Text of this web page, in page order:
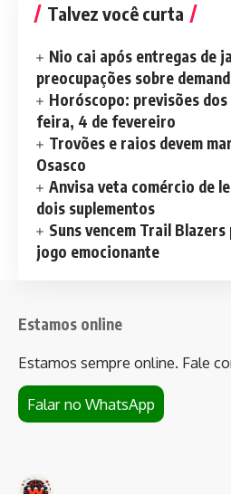
Talvez você curta
Nio cai após entregas de
preocupações sobre
Horóscopo: previsões
feira, 4 de fevereiro
Trovões e raios devem
Osasco
Anvisa veta comércio de
dois suplementos
Suns vencem Trail Blazers
jogo emocionante
Estamos online
Estamos sempre online. Fale
Falar no WhatsApp